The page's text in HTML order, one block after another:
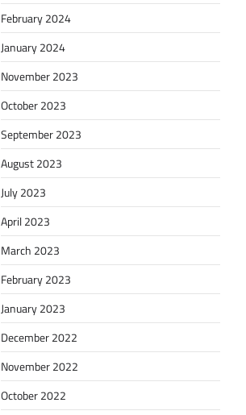
February 2024
January 2024
November 2023
October 2023
September 2023
August 2023
July 2023
April 2023
March 2023
February 2023
January 2023
December 2022
November 2022
October 2022